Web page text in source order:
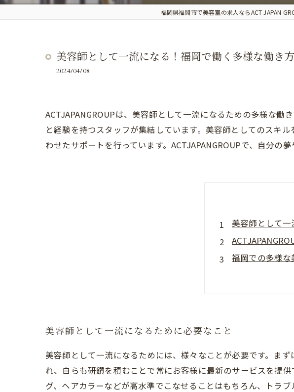
福岡県福岡市で美容室の求人ならACT JAPAN
美容師として一流になる！福岡で働く多様な働き
2024/04/08
ACTJAPANGROUPは、美容師として一流になるための多様な
と経験を持つスタッフが集結しています。美容師としてのスキ
わせたサポートを行っています。ACTJAPANGROUPで、自分の
美容師として
福岡での多様
美容師として一流になるために必要なこと
美容師として一流になるためには、様々なことが必要です。ま
れ、自らも研鑽を積むことで常にお客様に最新のサービスを提
グ、ヘアカラーなどが高水準でこなせることはもちろん、トラ